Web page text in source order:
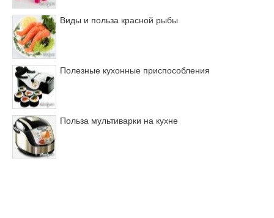
Виды и польза красной рыбы
Полезные кухонные приспособления
Польза мультиварки на кухне